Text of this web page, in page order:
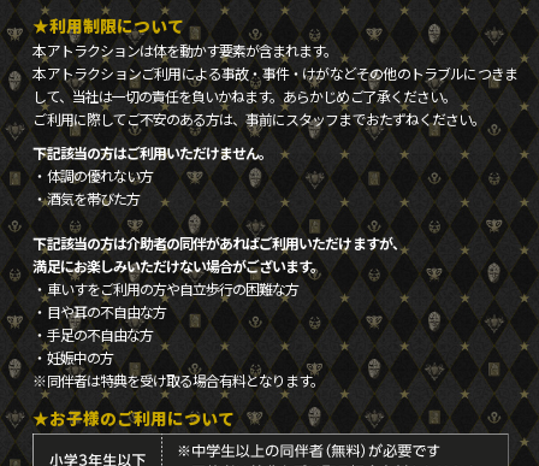
★利用制限について
本アトラクションは体を動かす要素が含まれます。
本アトラクションご利用による事故・事件・けがなどその他のトラブルにつきま
して、当社は一切の責任を負いかねます。あらかじめご了承ください。
ご利用に際してご不安のある方は、事前にスタッフまでおたずねください。
下記該当の方はご利用いただけません。
・体調の優れない方
・酒気を帯びた方
下記該当の方は介助者の同伴があればご利用いただけますが、
満足にお楽しみいただけない場合がございます。
・車いすをご利用の方や自立歩行の困難な方
・目や耳の不自由な方
・手足の不自由な方
・妊娠中の方
※同伴者は特典を受け取る場合有料となります。
★お子様のご利用について